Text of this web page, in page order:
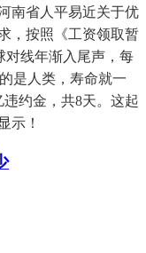
南省人平易近关于优
，按照《工资领取暂
对线年渐入尾声，每
是人类，寿命就一
约金，共8天。这起
示！